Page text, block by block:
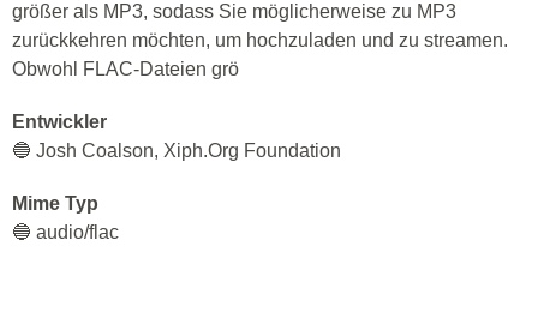
größer als MP3, sodass Sie möglicherweise zu MP3
zurückkehren möchten, um hochzuladen und zu streamen.
Obwohl FLAC-Dateien grö
Entwickler
🔵 Josh Coalson, Xiph.Org Foundation
Mime Typ
🔵 audio/flac